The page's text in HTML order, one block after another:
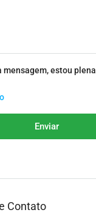
mensagem, estou
Enviar
Contato